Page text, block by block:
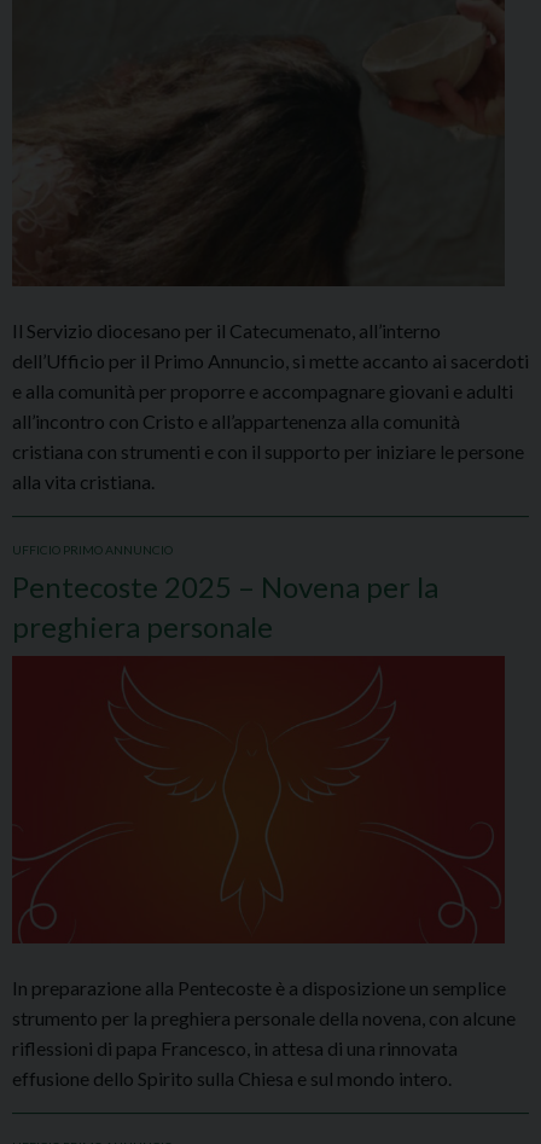
Il Servizio diocesano per il Catecumenato, all’interno
dell’Ufficio per il Primo Annuncio, si mette accanto ai sacerdoti
e alla comunità per proporre e accompagnare giovani e adulti
all’incontro con Cristo e all’appartenenza alla comunità
cristiana con strumenti e con il supporto per iniziare le persone
alla vita cristiana.
UFFICIO PRIMO ANNUNCIO
Pentecoste 2025 – Novena per la
preghiera personale
In preparazione alla Pentecoste è a disposizione un semplice
strumento per la preghiera personale della novena, con alcune
riflessioni di papa Francesco, in attesa di una rinnovata
effusione dello Spirito sulla Chiesa e sul mondo intero.